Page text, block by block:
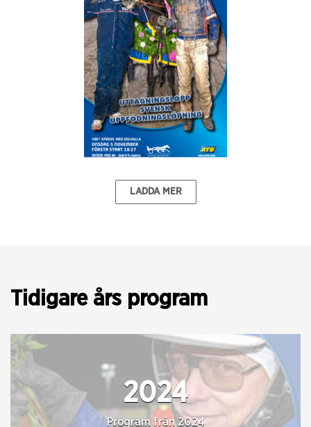
LADDA MER
Tidigare års program
2024
Program från 2024